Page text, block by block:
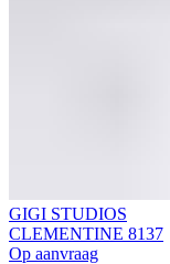
GIGI STUDIOS
CLEMENTINE 8137
Op aanvraag